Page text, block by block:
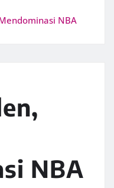
NBA
NBA